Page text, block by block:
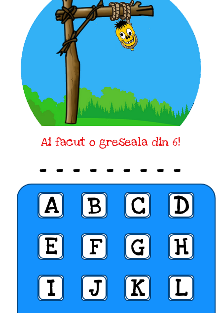
Ai facut o greseala din 6!
_ _ _ _ _ _ _ _ _
A B C
D
E
F G
H
I
J K
L